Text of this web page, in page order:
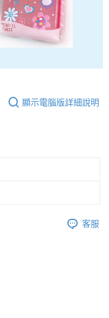
顯示電腦版詳細說明
客服